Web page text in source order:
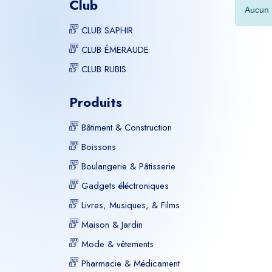
Aucun
Club
CLUB SAPHIR
CLUB ÉMERAUDE
CLUB RUBIS
Produits
Bâtiment & Construction
Boissons
Boulangerie & Pâtisserie
Gadgets éléctroniques
Livres, Musiques, & Films
Maison & Jardin
Mode & vêtements
Pharmacie & Médicament